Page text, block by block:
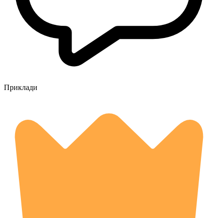
Приклади